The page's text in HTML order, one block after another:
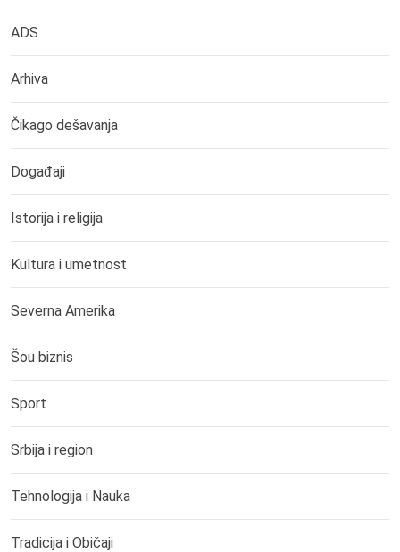
ADS
Arhiva
Čikago dešavanja
Događaji
Istorija i religija
Kultura i umetnost
Severna Amerika
Šou biznis
Sport
Srbija i region
Tehnologija i Nauka
Tradicija i Običaji